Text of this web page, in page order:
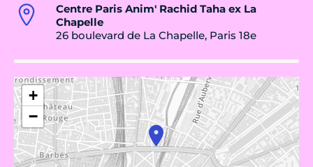
Centre Paris Anim' Rachid Taha ex La
Chapelle
26 boulevard de La Chapelle, Paris 18e
+
−